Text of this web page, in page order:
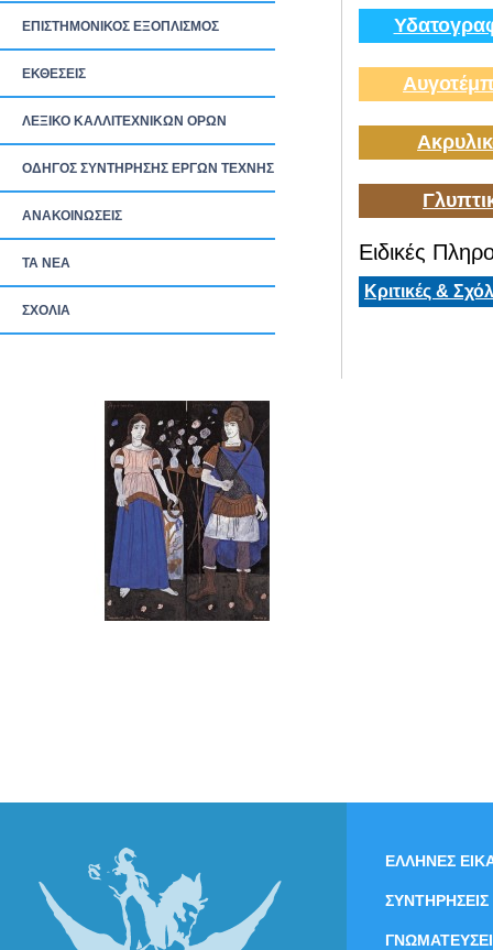
ΕΠΙΣΤΗΜΟΝΙΚΟΣ ΕΞΟΠΛΙΣΜΟΣ
ΕΚΘΕΣΕΙΣ
ΛΕΞΙΚΟ ΚΑΛΛΙΤΕΧΝΙΚΩΝ ΟΡΩΝ
ΟΔΗΓΟΣ ΣΥΝΤΗΡΗΣΗΣ ΕΡΓΩΝ ΤΕΧΝΗΣ
ΑΝΑΚΟΙΝΩΣΕΙΣ
ΤΑ ΝEΑ
ΣΧΟΛΙΑ
Ειδικές
Κριτικές &
ΕΛΛΗΝΕΣ
ΣΥΝΤΗΡΗΣΕΙΣ